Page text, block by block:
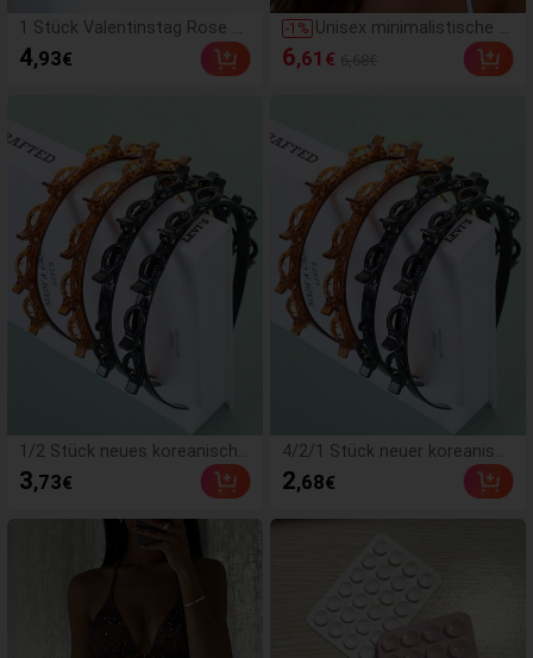
1 Stück Valentinstag Rose H
andgelenkblüte, Geschenk, H
ochzeitsdekoration, Braut- u
4,93€
1/2 Stück neues koreanische
s Stil Cut Out gewebtes Haar
band, lockere Pony-Clip Haara
es, Haarstyling-Werkzeuge, S
chönheitsaccessoires, lockig,
Clean Girl Ästhetik
3,73€
-1 % Unisex minimalistische K
atzenaugen-Sonnenbrille
mit kleinem Rahmen für
6,61 €
4/2/1 Stück neuer koreanisch
er Stil Cut Out gewebtes Haa
rband gestrickte Haarspange
net für lockiges Haar Styling
Make-up Masken Reise Haarp
2,68€